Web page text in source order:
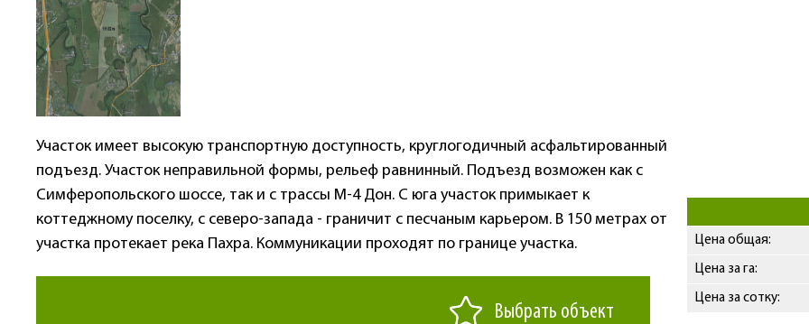
Цена общая:
Цена за га:
Цена за сотку:
Участок имеет высокую транспортную доступность, круглогодичный асфальтированный
подъезд. Участок неправильной формы, рельеф равнинный. Подъезд возможен как с
Симферопольского шоссе, так и с трассы М-4 Дон. С юга участок примыкает к
коттеджному поселку, с северо-запада - граничит с песчаным карьером. В 150 метрах от
участка протекает река Пахра. Коммуникации проходят по границе участка.
Выбрать объект